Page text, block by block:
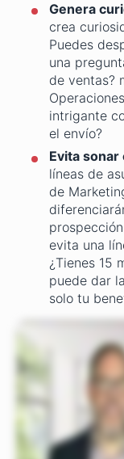
Genera
crea
Puedes
una
de ventas?
intrigante
el envío?
Evita
líneas de
de
evita una
¿Tienes 15
puede dar
solo tu